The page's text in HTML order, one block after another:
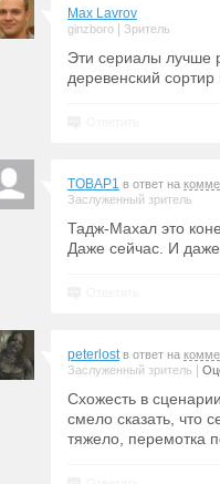
Max Lavrov
ginzboro Зритель
Эти сериалы лучше
деревенский
TOBAP1 в ответ на
Заслуженный зритель
Тадж-Махал это
Даже сейчас. И даже
peterlost в ответ на
Заслуженный зритель
Схожесть в
смело сказать, что
тяжело, перемотка